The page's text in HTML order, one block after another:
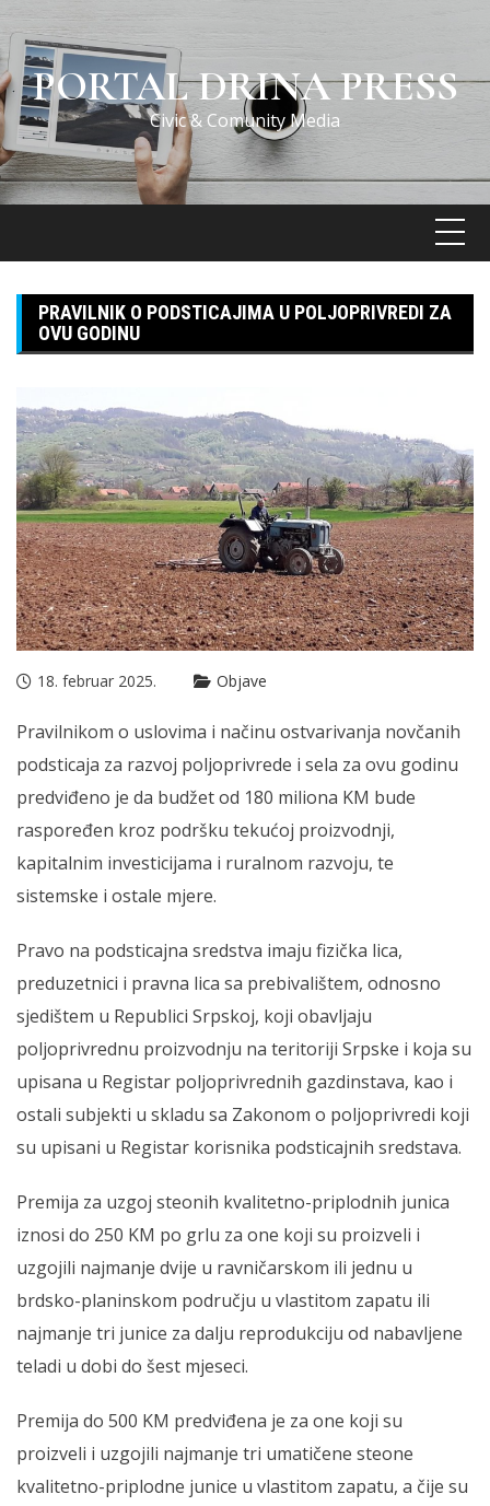
Skip
to
contentPORTAL DRINA PRESS
Civic & Comunity Media
PRAVILNIK O PODSTICAJIMA U POLJOPRIVREDI ZA
OVU GODINU
18. februar 2025. Objave
Pravilnikom o uslovima i načinu ostvarivanja novčanih
podsticaja za razvoj poljoprivrede i sela za ovu godinu
predviđeno je da budžet od 180 miliona KM bude
raspoređen kroz podršku tekućoj proizvodnji,
kapitalnim investicijama i ruralnom razvoju, te
sistemske i ostale mjere.
Pravo na podsticajna sredstva imaju fizička lica,
preduzetnici i pravna lica sa prebivalištem, odnosno
sjedištem u Republici Srpskoj, koji obavljaju
poljoprivrednu proizvodnju na teritoriji Srpske i koja su
upisana u Registar poljoprivrednih gazdinstava, kao i
ostali subjekti u skladu sa Zakonom o poljoprivredi koji
su upisani u Registar korisnika podsticajnih sredstava.
Premija za uzgoj steonih kvalitetno-priplodnih junica
iznosi do 250 KM po grlu za one koji su proizveli i
uzgojili najmanje dvije u ravničarskom ili jednu u
brdsko-planinskom području u vlastitom zapatu ili
najmanje tri junice za dalju reprodukciju od nabavljene
teladi u dobi do šest mjeseci.
Premija do 500 KM predviđena je za one koji su
proizveli i uzgojili najmanje tri umatičene steone
kvalitetno-priplodne junice u vlastitom zapatu, a čije su